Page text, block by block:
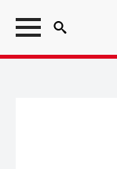
Search